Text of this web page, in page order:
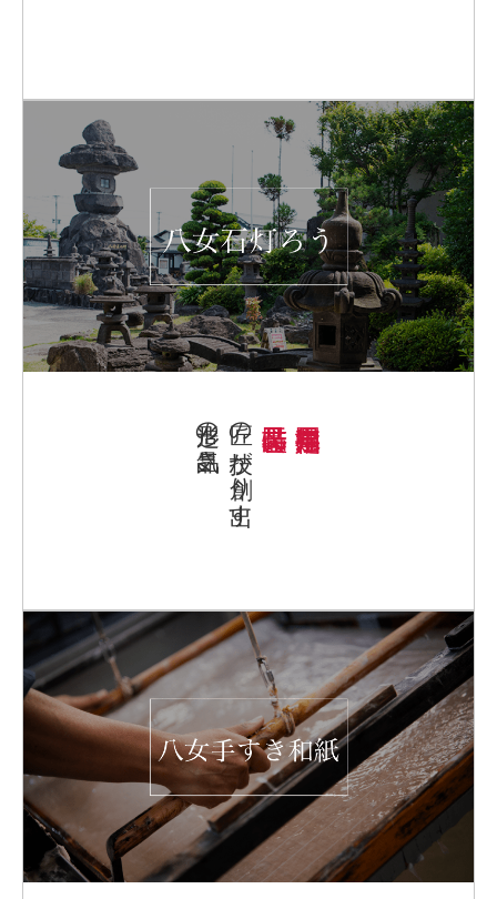
匠の技が創り出す
造形の気品さ